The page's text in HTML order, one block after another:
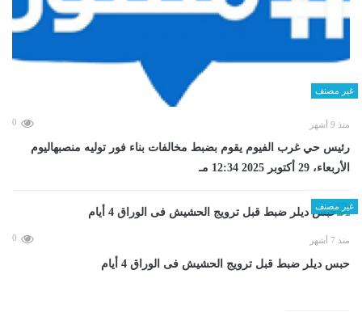
غير مصنف
منذ 9 أشهر 0
رئيس حي غرب الفيوم يقوم بضبط مخالفات بناء فور توليه منصبهاليوم
الأربعاء، 29 أكتوبر 2025 12:34 مـ
غير مصنف
منذ 7 أشهر 0
حبس ديلر ضبط قبل ترويج الحشيش فى الوراق 4 أيام